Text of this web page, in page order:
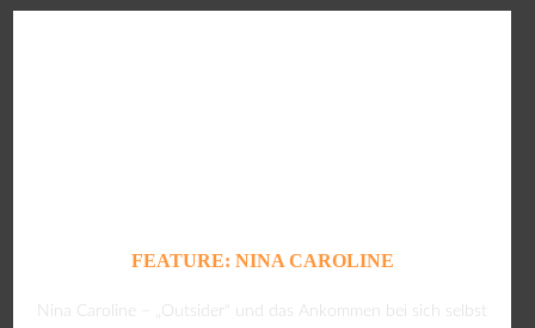
FEATURE: NINA CAROLINE
Nina Caroline – „Outsider“ und das Ankommen bei sich selbst